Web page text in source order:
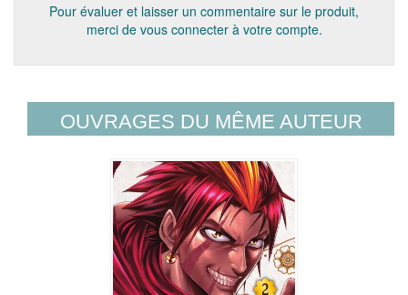
Pour évaluer et laisser un commentaire sur le produit,
merci de vous connecter à votre compte.
OUVRAGES DU MÊME AUTEUR